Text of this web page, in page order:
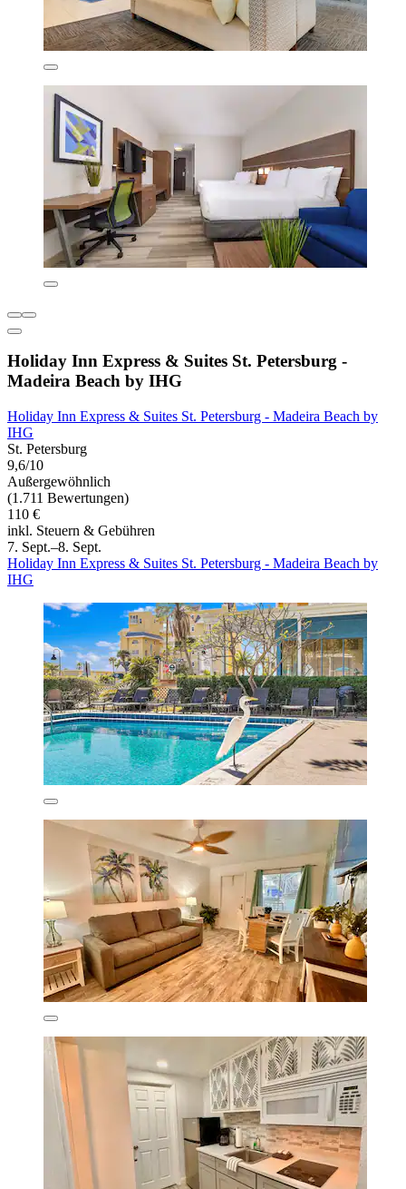
Holiday Inn Express & Suites St. Petersburg -
Madeira Beach by IHG
Holiday Inn Express & Suites St. Petersburg - Madeira Beach by
IHG
St. Petersburg
9,6/10
Außergewöhnlich
(1.711 Bewertungen)
110 €
inkl. Steuern & Gebühren
7. Sept.–8. Sept.
Holiday Inn Express & Suites St. Petersburg - Madeira Beach by
IHG